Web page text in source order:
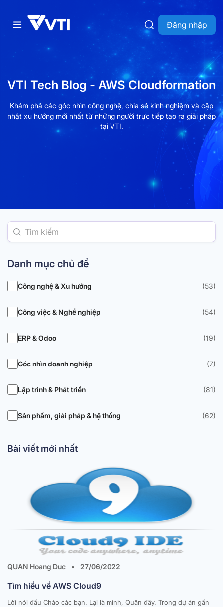
Đăng nhập
VTI Tech Blog - AWS Cloudformation
Khám phá các góc nhìn công nghệ, chia sẻ kinh nghiệm và cập
nhật xu hướng mới nhất từ những người trực tiếp tạo ra giải pháp
tại VTI.
Bài viết mới nhất
QUAN Hoang Duc • 27/06/2022
Tìm hiểu về AWS Cloud9
Lời nói đầu Chào các bạn. Lại là mình, Quân đây. Trong dự án gần
Danh mục chủ đề
Công nghệ & Xu hướng (53)
Công việc & Nghề nghiệp (54)
ERP & Odoo (19)
Góc nhìn doanh nghiệp (7)
Lập trình & Phát triển (81)
Sản phẩm, giải pháp & hệ thống (62)